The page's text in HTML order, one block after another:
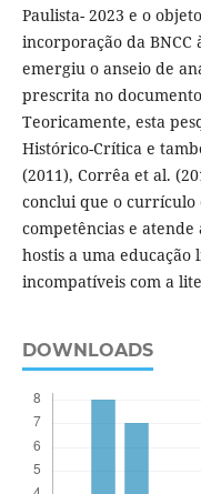
Paulista- 2023 e o
incorporação da BNCC
emergiu o anseio de
prescrita no
Teoricamente, esta
Histórico-Crítica e
(2011), Corrêa et al.
conclui que o currículo
competências e
hostis a uma
incompatíveis com a
DOWNLOADS